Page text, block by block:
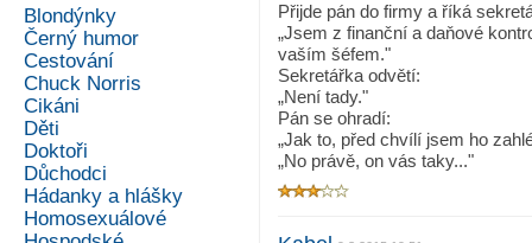
Blondýnky
Černý humor
Cestování
Chuck Norris
Cikáni
Děti
Doktoři
Důchodci
Hádanky a hlášky
Homosexuálové
Přijde pán do firmy a říká
„Jsem z finanční a daňové
vaším šéfem."
Sekretářka odvětí:
„Není tady."
Pán se ohradí:
„Jak to, před chvílí jsem ho
„No právě, on vás taky..."